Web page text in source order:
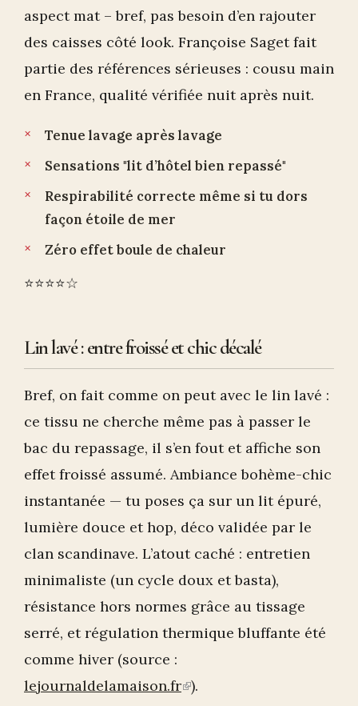
aspect mat – bref, pas besoin d’en rajouter
des caisses côté look. Françoise Saget fait
partie des références sérieuses : cousu main
en France, qualité vérifiée nuit après nuit.
Tenue lavage après lavage
Sensations "lit d’hôtel bien repassé"
Respirabilité correcte même si tu dors
façon étoile de mer
Zéro effet boule de chaleur
⭐️⭐️⭐️⭐️☆
Lin lavé : entre froissé et chic décalé
Bref, on fait comme on peut avec le lin lavé :
ce tissu ne cherche même pas à passer le
bac du repassage, il s’en fout et affiche son
effet froissé assumé. Ambiance bohème-chic
instantanée — tu poses ça sur un lit épuré,
lumière douce et hop, déco validée par le
clan scandinave. L’atout caché : entretien
minimaliste (un cycle doux et basta),
résistance hors normes grâce au tissage
serré, et régulation thermique bluffante été
comme hiver (source :
lejournaldelamaison.fr(link
).